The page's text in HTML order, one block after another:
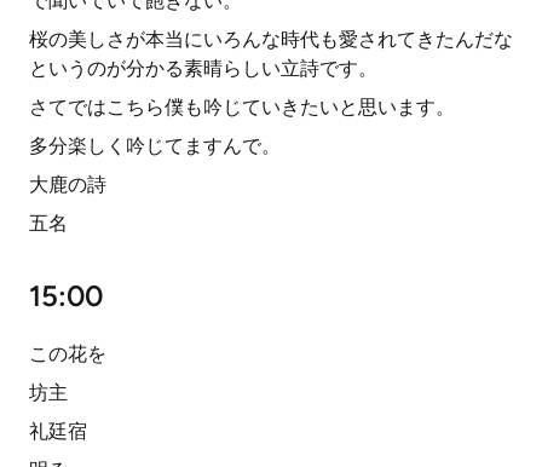
桜の美しさが本当にいろんな時代も愛されてきたんだな
というのが分かる素晴らしい立詩です。
さてではこちら僕も吟じていきたいと思います。
多分楽しく吟じてますんで。
大鹿の詩
五名
15:00
この花を
坊主
礼廷宿